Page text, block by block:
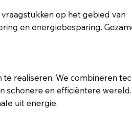
op het gebied van
en energiebesparing.
realiseren. We combineren
schonere en efficiëntere
uit energie.